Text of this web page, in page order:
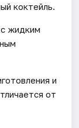
коктейль.
жидким
и
от